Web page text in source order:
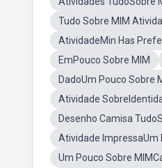
Tudo Sobre MIM
AtividadeMin Has
EmPouco Sobre MIM
DadoUm Pouco Sobre
Atividade
Desenho Camisa
Atividade ImpressaUm
Um Pouco Sobre